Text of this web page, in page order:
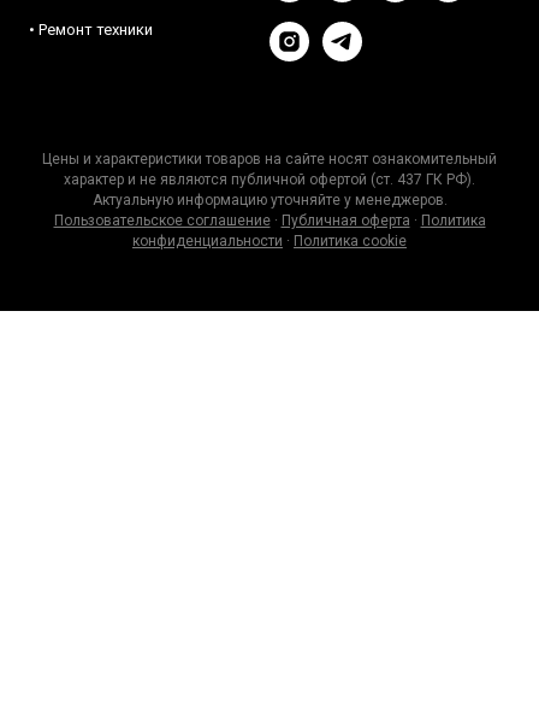
• Ремонт техники
Цены и характеристики товаров на сайте носят ознакомительный
характер и не являются публичной офертой (ст. 437 ГК РФ).
Актуальную информацию уточняйте у менеджеров.
Пользовательское соглашение· Публичная оферта · Политика
конфиденциальности · Политика cookie